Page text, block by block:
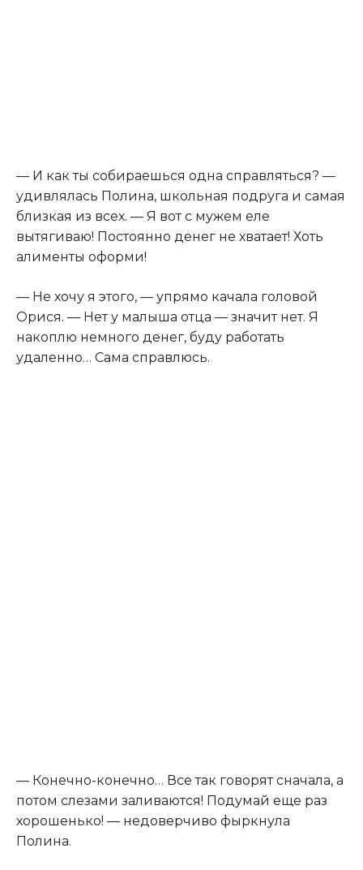
— И как ты собираешься одна справляться? —
удивлялась Полина, школьная подруга и самая
близкая из всех. — Я вот с мужем еле
вытягиваю! Постоянно денег не хватает! Хоть
алименты оформи!
— Не хочу я этого, — упрямо качала головой
Орися. — Нет у малыша отца — значит нет. Я
накоплю немного денег, буду работать
удаленно… Сама справлюсь.
— Конечно-конечно… Все так говорят сначала, а
потом слезами заливаются! Подумай еще раз
хорошенько! — недоверчиво фыркнула
Полина.